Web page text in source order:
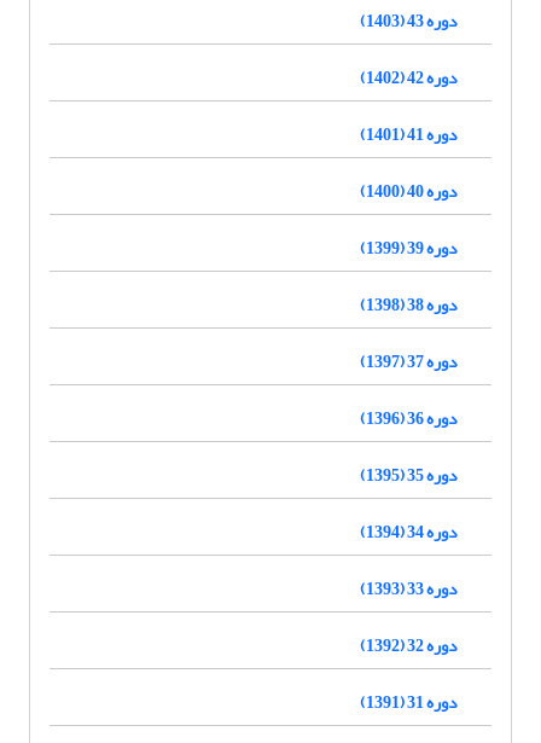
دوره 43 (1403)
دوره 42 (1402)
دوره 41 (1401)
دوره 40 (1400)
دوره 39 (1399)
دوره 38 (1398)
دوره 37 (1397)
دوره 36 (1396)
دوره 35 (1395)
دوره 34 (1394)
دوره 33 (1393)
دوره 32 (1392)
دوره 31 (1391)